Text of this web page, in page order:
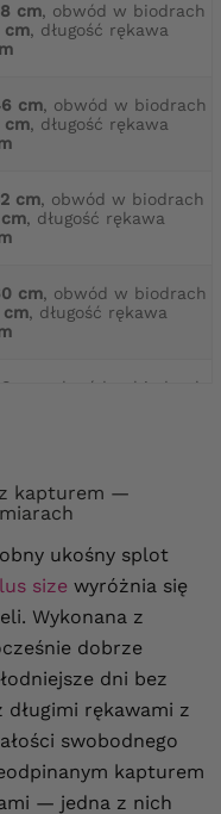
cm, obwód w biodrach
cm, długość rękawa
cm, obwód w biodrach
cm, długość rękawa
cm, obwód w biodrach
, długość rękawa
cm, obwód w biodrach
cm, długość rękawa
cm
, obwód w biodrach
ukośny splot
size wyróżnia się
Wykonana z
dobrze
dni bez
rękawami z
swobodnego
kapturem
— jedna z nich